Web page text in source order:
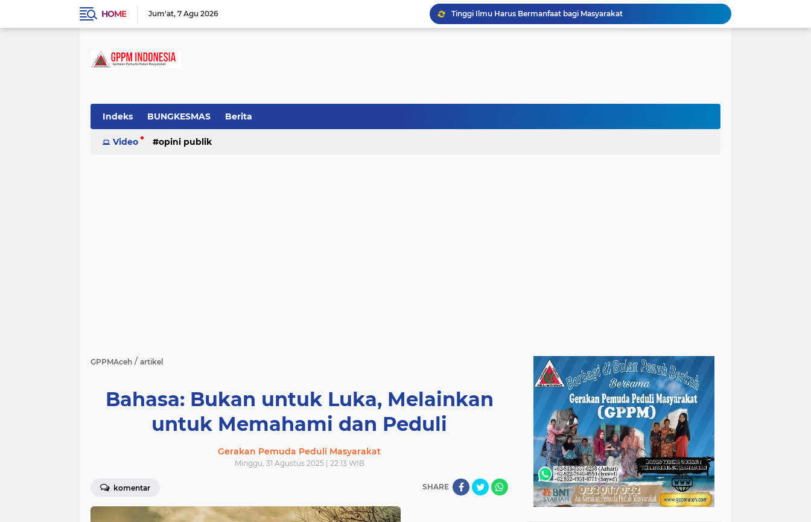
HOME Jum'at 7 Agu 2026
Tinggi Ilmu Harus Bermanfaat bagi Masyarakat
Perjuangan Pendidikan: Dari Keluarga Tidak Mampu Menuju Impian S1, S2, dan S3
Doa untuk Istri dan Anak dalam Kandungan: Harapan Seorang Ayah
Indeks BUNGKESMAS Berita
Budaya Covid-19 Donor Darah
Video opini publik
GPPMAceh / artikel
Bahasa: Bukan untuk Luka, Melainkan
untuk Memahami dan Peduli
Gerakan Pemuda Peduli Masyarakat
Minggu, 31 Agustus 2025 | 22:13 WIB
komentar SHARE